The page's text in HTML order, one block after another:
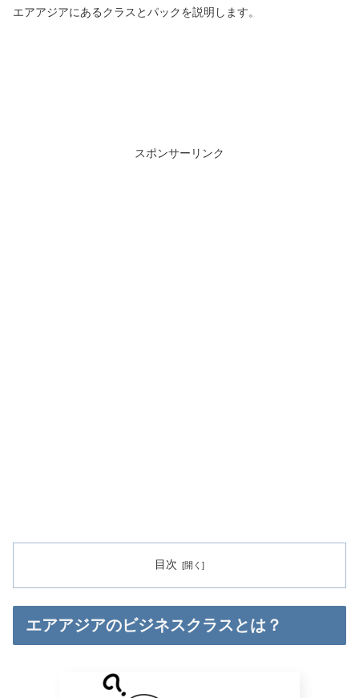
エアアジアにあるクラスとパックを説明します。
スポンサーリンク
目次
エアアジアのビジネスクラスとは？